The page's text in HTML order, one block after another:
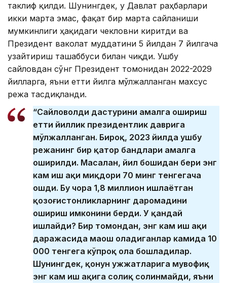
таклиф қилди. Шунингдек, у Давлат раҳбарлари
икки марта эмас, фақат бир марта сайланиши
мумкинлиги ҳақидаги чекловни киритди ва
Президент ваколат муддатини 5 йилдан 7 йилгача
узайтириш ташаббуси билан чиқди. Ушбу
сайловдан сўнг Президент томонидан 2022-2029
йилларга, яъни етти йилга мўлжалланган махсус
режа тасдиқланди.
“Сайловолди дастурини амалга ошириш
етти йиллик президентлик даврига
мўлжалланган. Бироқ, 2023 йилда ушбу
режанинг бир қатор бандлари амалга
оширилди. Масалан, йил бошидан бери энг
кам иш ҳақи миқдори 70 минг тенгегача
ошди. Бу чора 1,8 миллион ишлаётган
қозоғистонликларнинг даромадини
ошириш имконини берди. У қандай
ишлайди? Бир томондан, энг кам иш ҳақи
даражасида маош оладиганлар камида 10
000 тенгега кўпроқ ола бошладилар.
Шунингдек, қонун ҳужжатларига мувофиқ
энг кам иш ҳақига солиқ солинмайди, яъни